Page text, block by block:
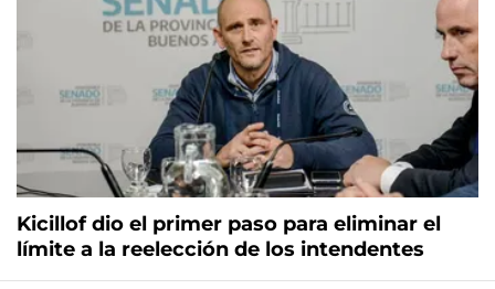
Kicillof dio el primer paso para eliminar el
límite a la reelección de los intendentes